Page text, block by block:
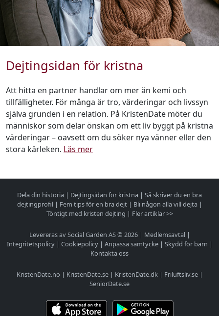
Dejtingsidan för kristna
Att hitta en partner handlar om mer än kemi och
tillfälligheter. För många är tro, värderingar och livssyn
själva grunden i en relation. På KristenDate möter du
människor som delar önskan om ett liv byggt på kristna
värderingar – oavsett om du söker nya vänner eller den
stora kärleken. Läs mer
Dela din historia | Dejtingsidan för kristna | Så skriver du en bra
dejtingprofil| Fem tips för en bra dejt| Bli någon alla vill dejta |
Töntigt med kristen dejting | Fler artiklar >>
Levereras av Social Garden AS © 2026 | Medlemsavtal|
Integritetspolicy| Cookiepolicy| Anpassa samtycke| Skydd för barn |
Kontakta oss
KristenDate.no | KristenDate.se| KristenDate.dk| Friluftsliv.se|
SeniorDate.se